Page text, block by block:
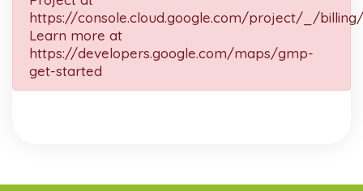
https://console.cloud.google.com/project/_/
Learn more at
https://developers.google.com/maps/gmp-
get-started